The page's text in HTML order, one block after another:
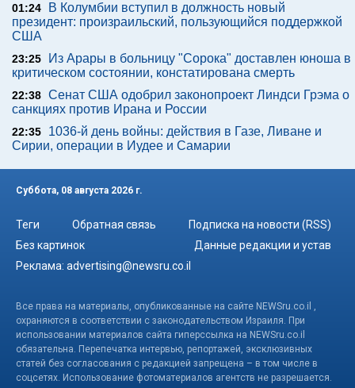
01:24
В Колумбии вступил в должность новый
президент: произраильский, пользующийся поддержкой
США
23:25
Из Арары в больницу "Сорока" доставлен юноша в
критическом состоянии, констатирована смерть
22:38 Сенат США одобрил законопроект Линдси Грэма о
санкциях против Ирана и России
22:35
1036-й день войны: действия в Газе, Ливане и
Сирии, операции в Иудее и Самарии
Суббота, 08 августа 2026 г.
Теги Обратная связь
Подписка на новости (RSS)
Без картинок
Данные редакции и устав
Реклама: advertising@newsru.co.il
Все права на материалы, опубликованные на сайте NEWSru.co.il ,
охраняются в соответствии с законодательством Израиля. При
использовании материалов сайта гиперссылка на NEWSru.co.il
обязательна. Перепечатка интервью, репортажей, эксклюзивных
статей без согласования с редакцией запрещена – в том числе в
соцсетях. Использование фотоматериалов агентств не разрешается.